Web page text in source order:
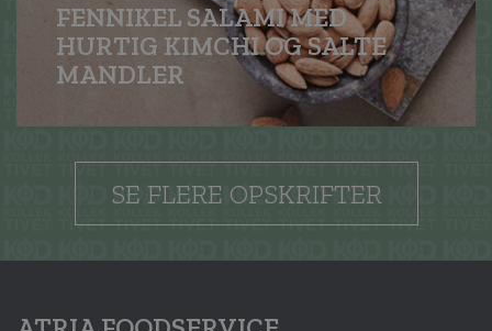
FENNIKEL SALAMI MED
HURTIG KIMCHI OG SALTE
MANDLER
SE FLERE OPSKRIFTER